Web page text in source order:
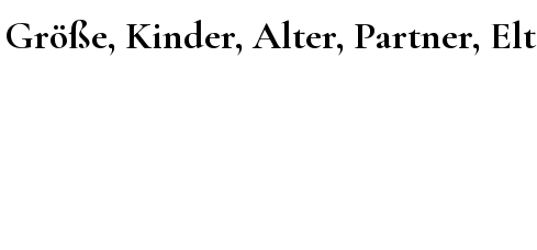
Kinder, Alter, Partner,